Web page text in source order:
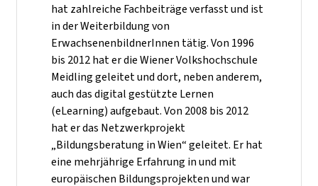
hat zahlreiche Fachbeiträge verfasst und ist
in der Weiterbildung von
ErwachsenenbildnerInnen tätig. Von 1996
bis 2012 hat er die Wiener Volkshochschule
Meidling geleitet und dort, neben anderem,
auch das digital gestützte Lernen
(eLearning) aufgebaut. Von 2008 bis 2012
hat er das Netzwerkprojekt
„Bildungsberatung in Wien“ geleitet. Er hat
eine mehrjährige Erfahrung in und mit
europäischen Bildungsprojekten und war